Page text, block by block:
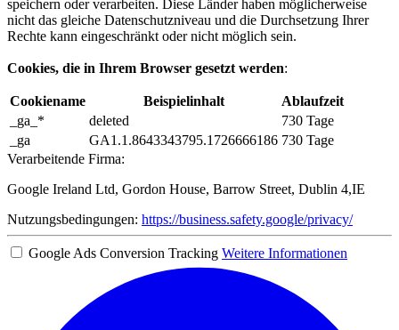
speichern oder verarbeiten. Diese Länder haben möglicherweise
nicht das gleiche Datenschutzniveau und die Durchsetzung Ihrer
Rechte kann eingeschränkt oder nicht möglich sein.
Cookies, die in Ihrem Browser gesetzt werden:
Cookiename Beispielinhalt
Ablaufzeit
_ga_*
deleted
730 Tage
_ga
GA1.1.8643343795.1726666186 730 Tage
Verarbeitende Firma:
Google Ireland Ltd, Gordon House, Barrow Street, Dublin 4,IE
Nutzungsbedingungen: https://business.safety.google/privacy/
Google Ads Conversion Tracking Weitere Informationen